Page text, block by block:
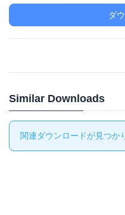
ダ
Similar Downloads
関連ダウンロードが見つか